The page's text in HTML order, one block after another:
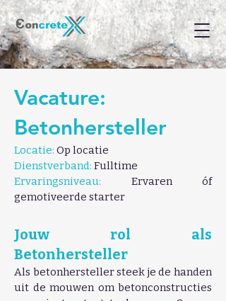
Vacature:
Betonhersteller
Locatie: Op locatie
Dienstverband: Fulltime
Ervaringsniveau: Ervaren óf
gemotiveerde starter
Jouw rol als
Betonhersteller
Als betonhersteller steek je de handen
uit de mouwen om betonconstructies